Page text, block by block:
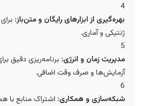
4
بهره‌گیری از ابزارهای رایگان و متن‌باز:
ژنتیکی و آماری.
5
مدیریت زمان و انرژی: برنامه‌ریزی دقیق
آزمایش‌ها و صرف وقت اضافی.
6
شبکه‌سازی و همکاری: اشتراک منابع با